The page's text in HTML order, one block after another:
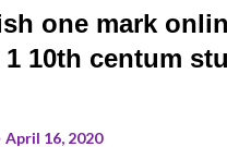
one mark
10th centum
April 16, 2020